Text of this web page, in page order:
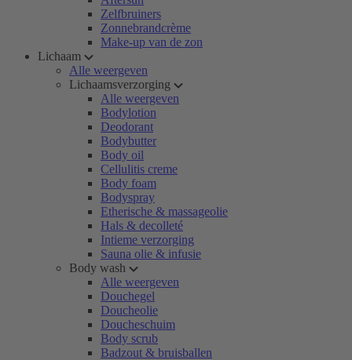
Zelfbruiners
Zonnebrandcrème
Make-up van de zon
Lichaam
Alle weergeven
Lichaamsverzorging
Alle weergeven
Bodylotion
Deodorant
Bodybutter
Body oil
Cellulitis creme
Body foam
Bodyspray
Etherische & massageolie
Hals & decolleté
Intieme verzorging
Sauna olie & infusie
Body wash
Alle weergeven
Douchegel
Doucheolie
Doucheschuim
Body scrub
Badzout & bruisballen